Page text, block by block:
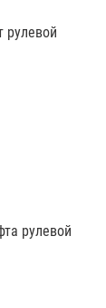
рулевой
рулевой